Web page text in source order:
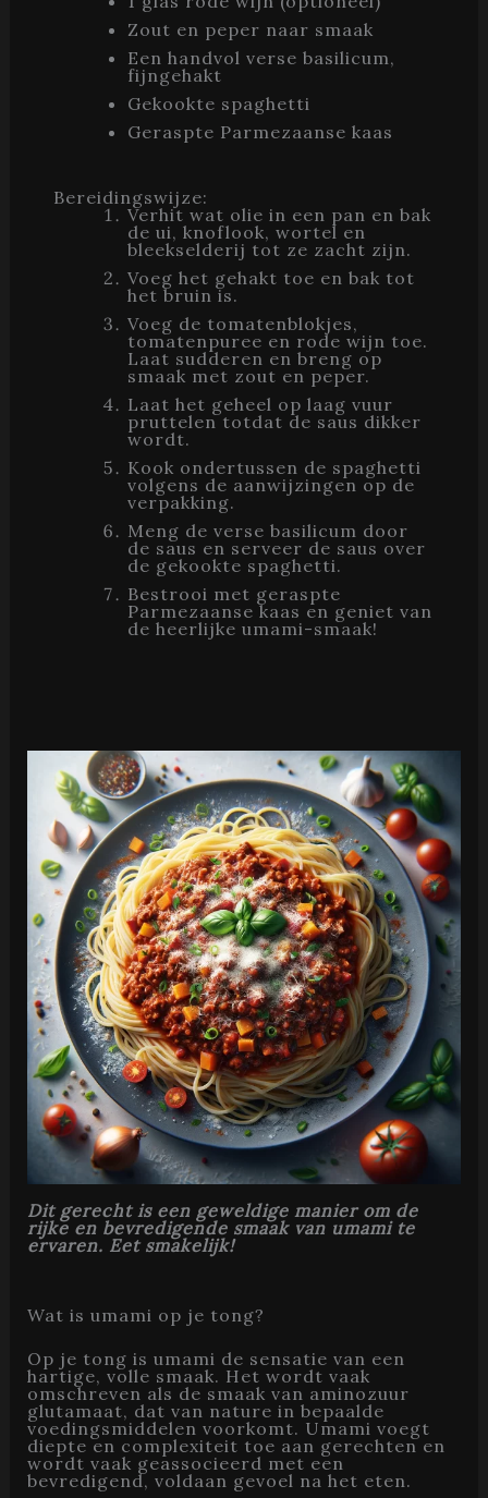
Zout en peper naar smaak
Een handvol verse basilicum,
fijngehakt
Gekookte spaghetti
Geraspte Parmezaanse kaas
Bereidingswijze:
Verhit wat olie in een pan en bak
de ui, knoflook, wortel en
bleekselderij tot ze zacht zijn.
Voeg het gehakt toe en bak tot
het bruin is.
Voeg de tomatenblokjes,
tomatenpuree en rode wijn toe.
Laat sudderen en breng op
smaak met zout en peper.
Laat het geheel op laag vuur
pruttelen totdat de saus dikker
wordt.
Kook ondertussen de spaghetti
volgens de aanwijzingen op de
verpakking.
Meng de verse basilicum door
de saus en serveer de saus over
de gekookte spaghetti.
Bestrooi met geraspte
Parmezaanse kaas en geniet van
de heerlijke umami-smaak!
Dit gerecht is een geweldige manier om de
rijke en bevredigende smaak van umami te
ervaren. Eet smakelijk!
Wat is umami op je tong?
Op je tong is umami de sensatie van een
hartige, volle smaak. Het wordt vaak
omschreven als de smaak van aminozuur
glutamaat, dat van nature in bepaalde
voedingsmiddelen voorkomt. Umami voegt
diepte en complexiteit toe aan gerechten en
wordt vaak geassocieerd met een
bevredigend, voldaan gevoel na het eten.